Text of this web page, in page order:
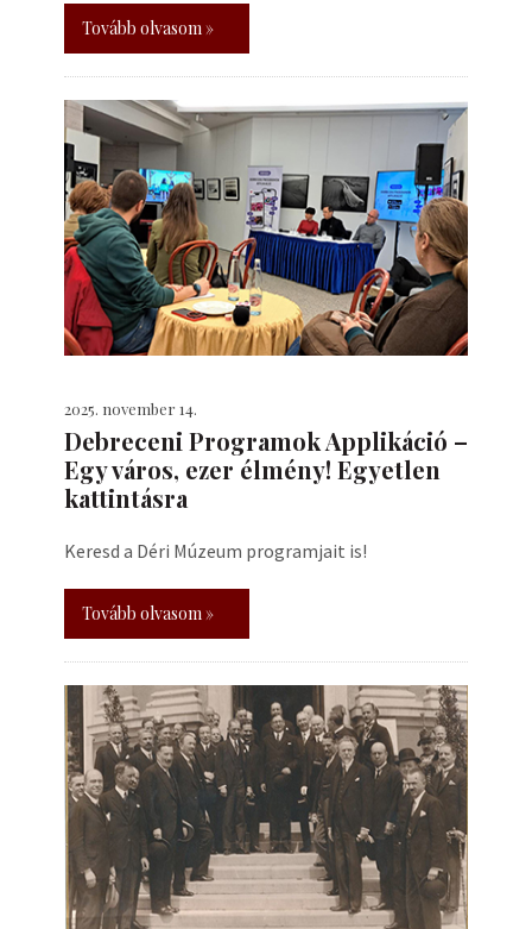
Tovább olvasom »
2025. november 14.
Debreceni Programok Applikáció –
Egy város, ezer élmény! Egyetlen
kattintásra
Keresd a Déri Múzeum programjait is!
Tovább olvasom »